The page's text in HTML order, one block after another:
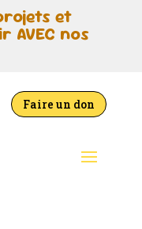
et
AVEC nos
Faire un don